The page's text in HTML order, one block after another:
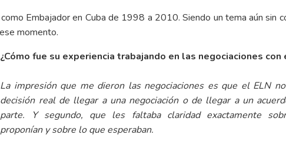
Embajador en Cuba de 1998 a 2010. Siendo un tema aún sin
momento.
¿Cómo fue su experiencia trabajando en las negociaciones con
La impresión que me dieron las negociaciones es que el ELN
decisión real de llegar a una negociación o de llegar a un
parte. Y segundo, que les faltaba claridad exactamente
proponían y sobre lo que esperaban.